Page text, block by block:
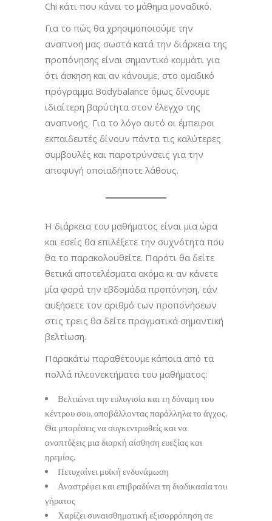
Chi κάτι που κάνει το μάθημα μοναδικό.
Για το πώς θα χρησιμοποιούμε την
αναπνοή μας σωστά κατά την διάρκεια της
προπόνησης είναι σημαντικό κομμάτι για
ότι άσκηση και αν κάνουμε, στο ομαδικό
πρόγραμμα Bodybalance όμως δίνουμε
ιδιαίτερη βαρύτητα στον έλεγχο της
αναπνοής. Για το λόγο αυτό οι έμπειροι
εκπαιδευτές δίνουν πάντα τις καλύτερες
συμβουλές και παροτρύνσεις για την
αποφυγή οποιαδήποτε λάθους.
Η διάρκεια του μαθήματος είναι μια ώρα
και εσείς θα επιλέξετε την συχνότητα που
θα το παρακολουθείτε. Παρότι θα δείτε
θετικά αποτελέσματα ακόμα κι αν κάνετε
μία φορά την εβδομάδα προπόνηση, εάν
αυξήσετε τον αριθμό των προπονήσεων
στις τρεις θα δείτε πραγματικά σημαντική
βελτίωση.
Παρακάτω παραθέτουμε κάποια από τα
πολλά πλεονεκτήματα του μαθήματος:
Βελτιώνει την ευλυγισία και τη δύναμη του
κέντρου σου, αποβάλλοντας παράλληλα το άγχος.
Θα μπορέσεις να συγκεντρωθείς και να
αναπτύξεις μια διαρκή αίσθηση ευεξίας και
ηρεμίας.
Πετυχαίνει μυϊκή ενδυνάμωση
Αναστρέφει και επιβραδύνει τη διαδικασία του
γήρατος
Χαρίζει συναισθηματική εξισορρόπηση σε